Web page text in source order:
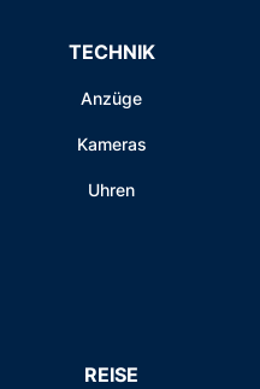
TECHNIK
Anzüge
Kameras
Uhren
REISE